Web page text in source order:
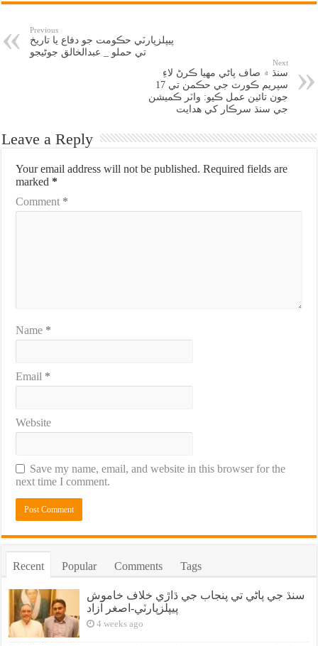
Previous
پيپلزپارٽي حڪومت جو دفاع يا تاريخ
تي حملو _ عبدالخالق جوڻيجو
Next
سنڌ ۾ صاف پاڻي مهيا ڪرڻ لاءِ
سپريم ڪورٽ جي حڪمن تي 17
جون تائين عمل ڪيو: واٽر ڪميشن
جي سنڌ سرڪار کي هدايت
Leave a Reply
Your email address will not be published. Required fields are
marked *
Comment *
Name *
Email *
Website
Save my name, email, and website in this browser for the
next time I comment.
Recent Popular Comments Tags
سنڌ جي پاڻي تي پنجاب جي ڌاڙي خلاف خاموش
پيپلزپارٽي-اصغر آزاد
4 weeks ago